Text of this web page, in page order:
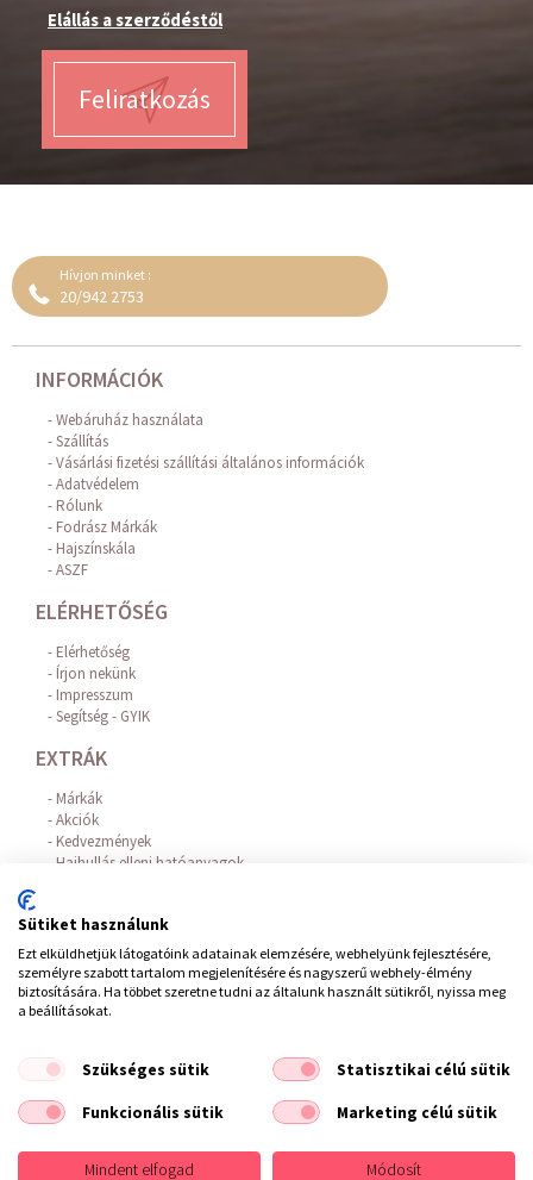
Elállás a szerződéstől
Feliratkozás
Hívjon minket :
20/942 2753
INFORMÁCIÓK
Webáruház használata
Szállítás
Vásárlási fizetési szállítási általános információk
Adatvédelem
Rólunk
Fodrász Márkák
Hajszínskála
ASZF
ELÉRHETŐSÉG
Elérhetőség
Írjon nekünk
Impresszum
Segítség - GYIK
EXTRÁK
Márkák
Akciók
Kedvezmények
Hajhullás elleni hatóanyagok
FIÓKOM
Belépés / Regisztráció
Hírlevél feliratkozás
Elállás a szerződéstől
ÁSZF Adatvédelem/Elállás a szerződéstől
Copyright © 2021 Fodrászkellék Bolt
Sütiket használunk
Ezt elküldhetjük látogatóink adatainak elemzésére, webhelyünk fejlesztésére,
személyre szabott tartalom megjelenítésére és nagyszerű webhely-élmény
biztosítására. Ha többet szeretne tudni az általunk használt sütikről, nyissa meg
a beállításokat.
Szükséges sütik
Statisztikai célú sütik
Funkcionális sütik
Marketing célú sütik
Mindent elfogad Módosít